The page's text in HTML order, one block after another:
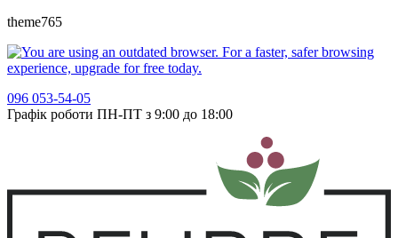
theme765
096 053-54-05
Графік роботи ПН-ПТ з 9:00 до 18:00